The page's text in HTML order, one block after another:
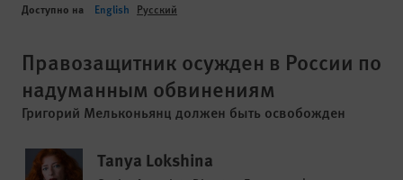
Доступно на English Русский
Правозащитник осужден в России по
надуманным обвинениям
Григорий Мельконьянц должен быть освобожден
Tanya Lokshina